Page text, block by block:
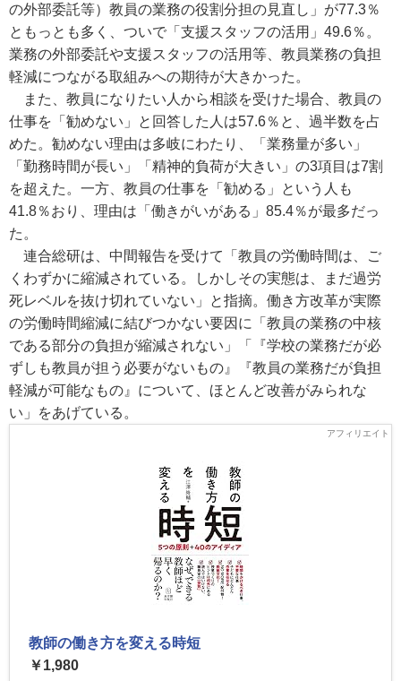
の外部委託等）教員の業務の役割分担の見直し」が77.3％
ともっとも多く、ついで「支援スタッフの活用」49.6％。
業務の外部委託や支援スタッフの活用等、教員業務の負担
軽減につながる取組みへの期待が大きかった。
また、教員になりたい人から相談を受けた場合、教員の
仕事を「勧めない」と回答した人は57.6％と、過半数を占
めた。勧めない理由は多岐にわたり、「業務量が多い」
「勤務時間が長い」「精神的負荷が大きい」の3項目は7割
を超えた。一方、教員の仕事を「勧める」という人も
41.8％おり、理由は「働きがいがある」85.4％が最多だっ
た。
連合総研は、中間報告を受けて「教員の労働時間は、ご
くわずかに縮減されている。しかしその実態は、まだ過労
死レベルを抜け切れていない」と指摘。働き方改革が実際
の労働時間縮減に結びつかない要因に「教員の業務の中核
である部分の負担が縮減されない」「『学校の業務だが必
ずしも教員が担う必要がないもの』『教員の業務だが負担
軽減が可能なもの』について、ほとんど改善がみられな
い」をあげている。
教師の働き方を変える時短
￥1,980